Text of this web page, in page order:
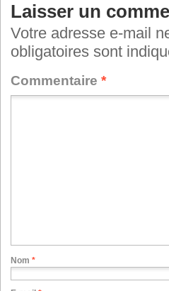
Laisser un
Votre adresse e-mail
obligatoires sont
Commentaire *
Nom *